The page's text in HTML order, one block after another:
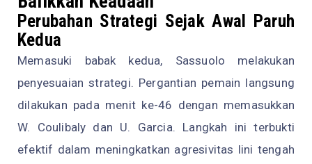
Perubahan Strategi Sejak Awal Paruh
Kedua
Memasuki babak kedua, Sassuolo melakukan
penyesuaian strategi. Pergantian pemain langsung
dilakukan pada menit ke-46 dengan memasukkan
W. Coulibaly dan U. Garcia. Langkah ini terbukti
efektif dalam meningkatkan agresivitas lini tengah